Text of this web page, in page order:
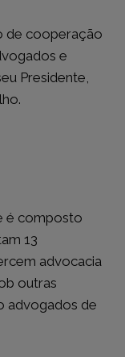
de cooperação
e
Presidente,
é composto
13
advocacia
outras
advogados de